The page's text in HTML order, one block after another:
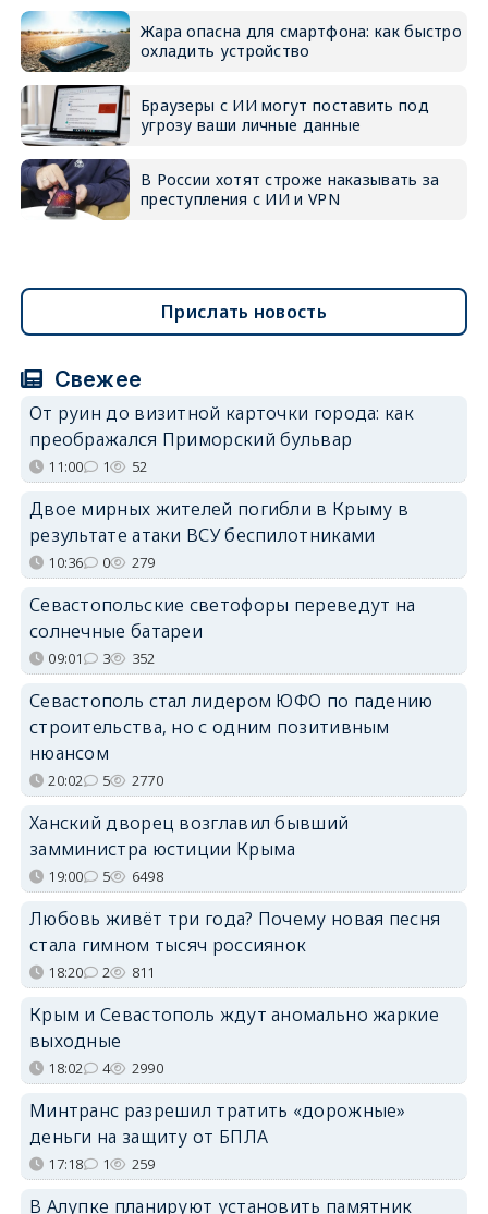
Жара опасна для смартфона: как быстро
охладить устройство
Браузеры с ИИ могут поставить под
угрозу ваши личные данные
В России хотят строже наказывать за
преступления с ИИ и VPN
Прислать новость
Свежее
От руин до визитной карточки города: как
преображался Приморский бульвар
11:00 1 52
Двое мирных жителей погибли в Крыму в
результате атаки ВСУ беспилотниками
10:36 0 279
Севастопольские светофоры переведут на
солнечные батареи
09:01 3 352
Севастополь стал лидером ЮФО по падению
строительства, но с одним позитивным
нюансом
20:02 5 2770
Ханский дворец возглавил бывший
замминистра юстиции Крыма
19:00 5 6498
Любовь живёт три года? Почему новая песня
стала гимном тысяч россиянок
18:20 2 811
Крым и Севастополь ждут аномально жаркие
выходные
18:02 4 2990
Минтранс разрешил тратить «дорожные»
деньги на защиту от БПЛА
17:18 1 259
В Алупке планируют установить памятник